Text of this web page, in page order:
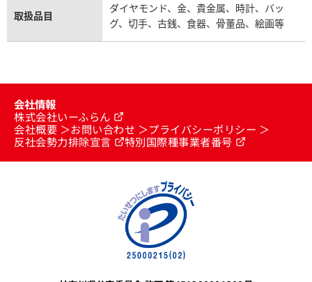
取扱品目
ダイヤモンド、金、貴金属、時計、バッ
グ、切手、古銭、食器、骨董品、絵画等
会社情報
株式会社いーふらん
会社概要
お問い合わせ
プライバシーポリシー
反社会勢力排除宣言
特別国際種事業者番号